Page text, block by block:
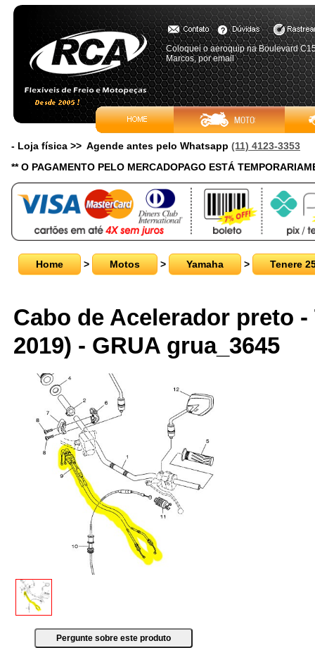
Coloquei o aeroquip na Boulevard
Marcos, por email
- Loja física >> Agende antes pelo Whatsapp (11) 4123-3353
** O PAGAMENTO PELO MERCADOPAGO ESTÁ
Home > Motos > Yamaha > Tenere
Cabo de Acelerador preto -
2019) - GRUA grua_3645